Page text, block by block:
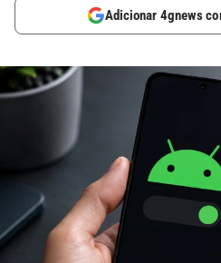
Adicionar 4gnews